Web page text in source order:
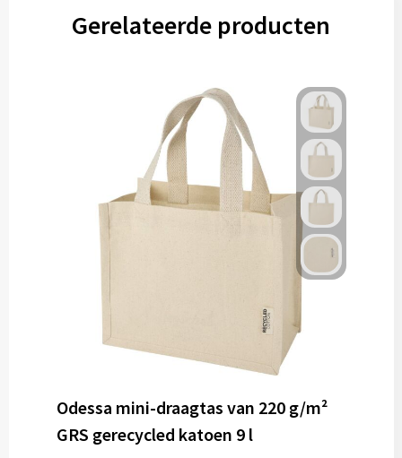
GereedschapGerelateerde producten
Odessa mini-draagtas van 220 g/m²
GRS gerecycled katoen 9 l